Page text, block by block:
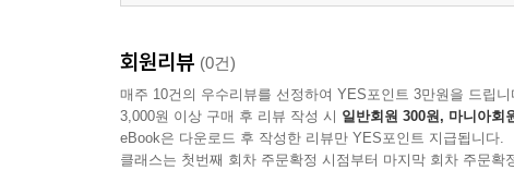
22장. 존재감을 만드는 인터페이스
24장. 다른 플레이어와 함께 즐기는 게임
25장. 커뮤니티를 형성하기도 하는 플레이어
26장. 팀과 함께 일하는 디자이너
27장. 팀의 소통에 필요한 문서
회원리뷰 (0건)
매주 10건의 우수리뷰를 선정하여 YES포인트 3만원을 드립니
3,000원 이상 구매 후 리뷰 작성 시 일반회원 300원, 마니아회
eBook은 다운로드 후 작성한 리뷰만 YES포인트 지급됩니다.
클래스는 첫번째 회차 주문확정 시점부터 마지막 회차 주문